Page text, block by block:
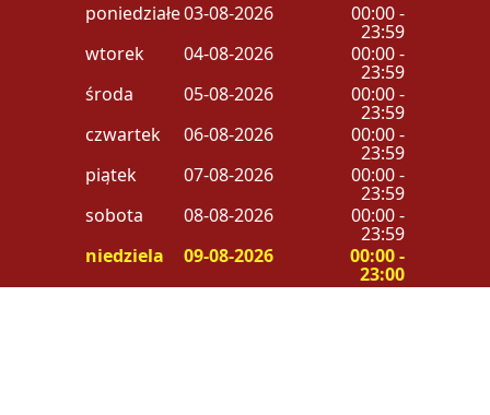
poniedziałek03-08-2026 00:00 -
23:59
wtorek
04-08-2026 00:00 -
23:59
środa
05-08-2026 00:00 -
23:59
czwartek
06-08-2026 00:00 -
23:59
piątek
07-08-2026 00:00 -
23:59
sobota
08-08-2026 00:00 -
23:59
niedziela
09-08-2026 00:00 -
23:00